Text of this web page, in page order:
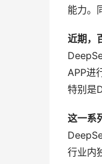
能力。
近期，
APP进
特别是
这一系
行业内